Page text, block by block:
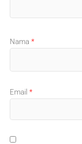
Nama *
Email *